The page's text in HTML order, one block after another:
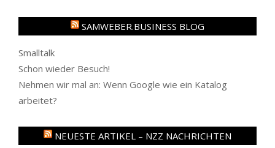
SAMWEBER.BUSINESS BLOG
Smalltalk
Schon wieder Besuch!
Nehmen wir mal an: Wenn Google wie ein Katalog
arbeitet?
NEUESTE ARTIKEL – NZZ NACHRICHTEN